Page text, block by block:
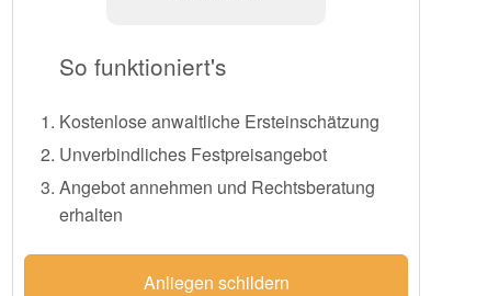
So funktioniert's
Kostenlose anwaltliche Ersteinschätzung
Unverbindliches Festpreisangebot
Angebot annehmen und Rechtsberatung
erhalten
Anliegen schildern